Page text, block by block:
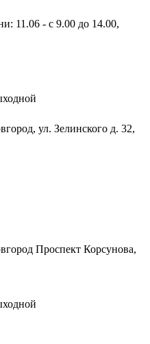
11.06 - с 9.00 до 14.00,
ул. Зелинского д. 32,
Проспект Корсунова,